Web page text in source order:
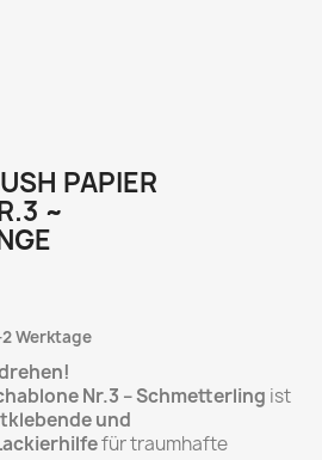
PAPIER
~
Werktage
Nr.3 – Schmetterling ist
und
für traumhafte